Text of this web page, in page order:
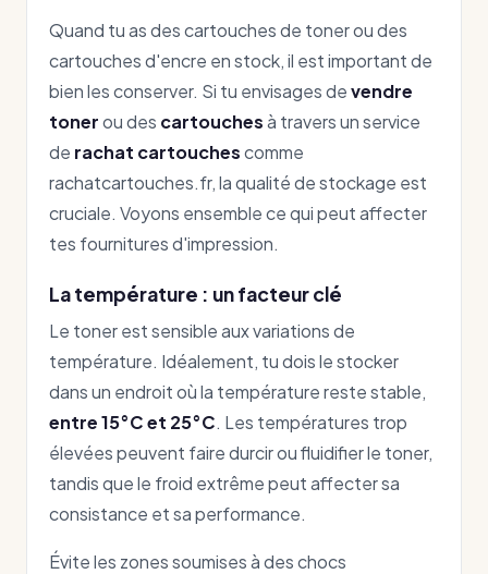
Quand tu as des cartouches de toner ou des
cartouches d'encre en stock, il est important de
bien les conserver. Si tu envisages devendre
tonerou des cartouchesà travers un service
de rachat cartouchescomme
rachatcartouches.fr, la qualité de stockage est
cruciale. Voyons ensemble ce qui peut affecter
tes fournitures d'impression.
La température : un facteur clé
Le toner est sensible aux variations de
température. Idéalement, tu dois le stocker
dans un endroit où la température reste stable,
entre 15°C et 25°C. Les températures trop
élevées peuvent faire durcir ou fluidifier le toner,
tandis que le froid extrême peut affecter sa
consistance et sa performance.
Évite les zones soumises à des chocs